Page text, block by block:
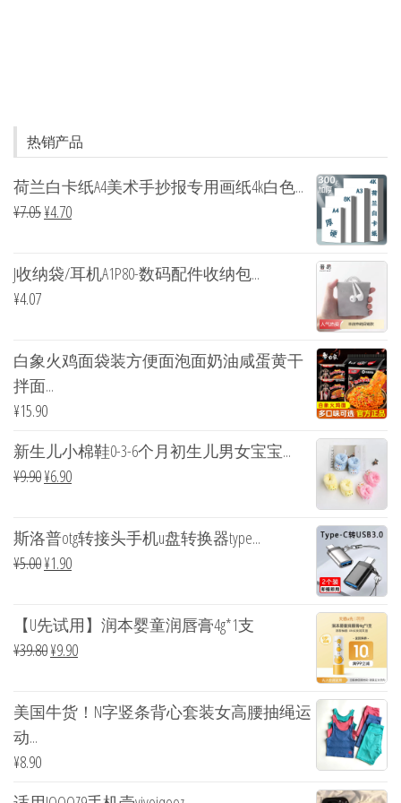
热销产品
荷兰白卡纸A4美术手抄报专用画纸4k白色...
¥7.05¥4.70
J收纳袋/耳机A1P80-数码配件收纳包...
¥4.07
白象火鸡面袋装方便面泡面奶油咸蛋黄干
拌面...
¥15.90
新生儿小棉鞋0-3-6个月初生儿男女宝宝...
¥9.90¥6.90
斯洛普otg转接头手机u盘转换器type...
¥5.00¥1.90
【U先试用】润本婴童润唇膏4g*1支
¥39.80¥9.90
美国牛货！N字竖条背心套装女高腰抽绳运
动...
¥8.90